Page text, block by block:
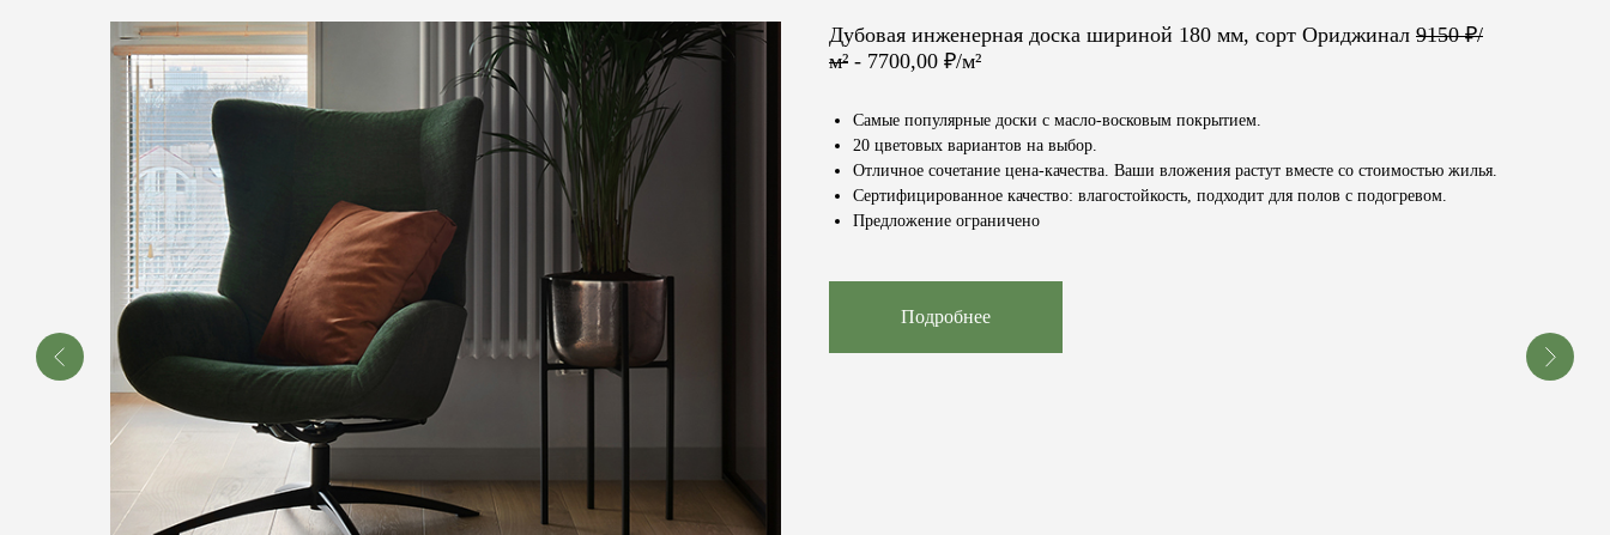
Дубовая инженерная доска шириной 180 мм, сорт Ориджинал 9150 ₽/
м² - 7700,00 ₽/м²
Самые популярные доски с масло-восковым покрытием.
20 цветовых вариантов на выбор.
Отличное сочетание цена-качества. Ваши вложения растут вместе со стоимостью жилья.
Сертифицированное качество: влагостойкость, подходит для полов с подогревом.
Предложение ограничено
Подробнее